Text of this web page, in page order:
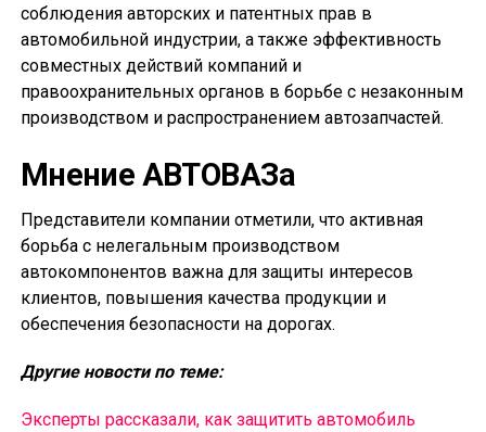
соблюдения авторских и патентных прав в
автомобильной индустрии, а также эффективность
совместных действий компаний и
правоохранительных органов в борьбе с незаконным
производством и распространением автозапчастей.
Мнение АВТОВАЗа
Представители компании отметили, что активная
борьба с нелегальным производством
автокомпонентов важна для защиты интересов
клиентов, повышения качества продукции и
обеспечения безопасности на дорогах.
Другие новости по теме:
Эксперты рассказали, как защитить автомобиль